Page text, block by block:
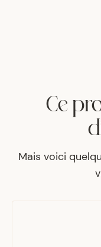
Ce
Mais voici